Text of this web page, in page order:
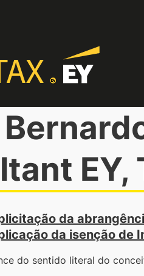
EY,
da
da isenção de
do sentido literal do